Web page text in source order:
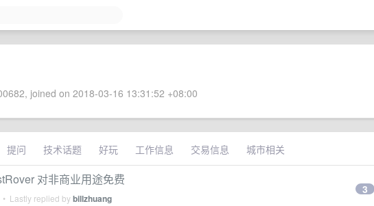
joined on 2018-03-16 13:31:52 +08:00
提问 技术话题 好玩 工作信息 交易信息 城市相关
对非商业用途免费
• Lastly replied bybillzhuang
3